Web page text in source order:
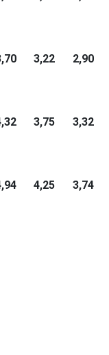
3,22 2,90
3,75 3,32
4,25 3,74